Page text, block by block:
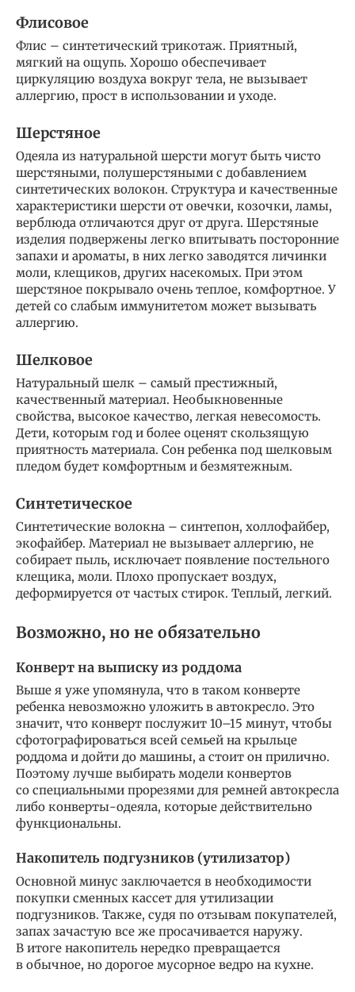
Флисовое
Флис – синтетический трикотаж. Приятный,
мягкий на ощупь. Хорошо обеспечивает
циркуляцию воздуха вокруг тела, не вызывает
аллергию, прост в использовании и уходе.
Шерстяное
Одеяла из натуральной шерсти могут быть чисто
шерстяными, полушерстяными с добавлением
синтетических волокон. Структура и качественные
характеристики шерсти от овечки, козочки, ламы,
верблюда отличаются друг от друга. Шерстяные
изделия подвержены легко впитывать посторонние
запахи и ароматы, в них легко заводятся личинки
моли, клещиков, других насекомых. При этом
шерстяное покрывало очень теплое, комфортное. У
детей со слабым иммунитетом может вызывать
аллергию.
Шелковое
Натуральный шелк – самый престижный,
качественный материал. Необыкновенные
свойства, высокое качество, легкая невесомость.
Дети, которым год и более оценят скользящую
приятность материала. Сон ребенка под шелковым
пледом будет комфортным и безмятежным.
Синтетическое
Синтетические волокна – синтепон, холлофайбер,
экофайбер. Материал не вызывает аллергию, не
собирает пыль, исключает появление постельного
клещика, моли. Плохо пропускает воздух,
деформируется от частых стирок. Теплый, легкий.
Возможно, но не обязательно
Конверт на выписку из роддома
Выше я уже упомянула, что в таком конверте
ребенка невозможно уложить в автокресло. Это
значит, что конверт послужит 10–15 минут, чтобы
сфотографироваться всей семьей на крыльце
роддома и дойти до машины, а стоит он прилично.
Поэтому лучше выбирать модели конвертов
со специальными прорезями для ремней автокресла
либо конверты-одеяла, которые действительно
функциональны.
Накопитель подгузников (утилизатор)
Основной минус заключается в необходимости
покупки сменных кассет для утилизации
подгузников. Также, судя по отзывам покупателей,
запах зачастую все же просачивается наружу.
В итоге накопитель нередко превращается
в обычное, но дорогое мусорное ведро на кухне.